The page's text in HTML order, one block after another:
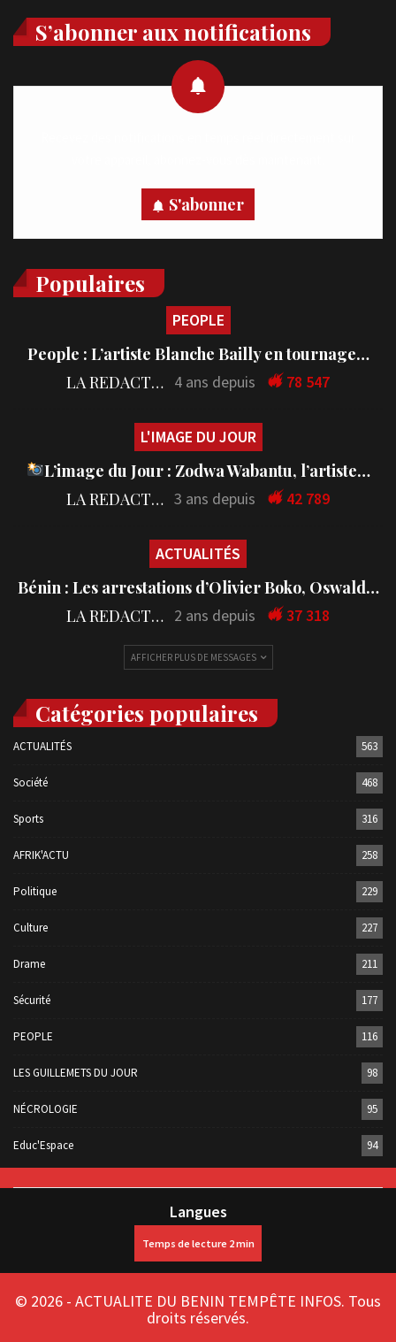
S’abonner aux notifications
S'abonner
Populaires
PEOPLE
People : L’artiste Blanche Bailly en tournage…
LA REDACTION 4 ans depuis 78 547
L'IMAGE DU JOUR
L’image du Jour : Zodwa Wabantu, l’artiste…
LA REDACTION 3 ans depuis 42 789
ACTUALITÉS
Bénin : Les arrestations d’Olivier Boko, Oswald…
LA REDACTION 2 ans depuis 37 318
AFFICHER PLUS DE MESSAGES
Catégories populaires
ACTUALITÉS 563
Société 468
Sports 316
AFRIK'ACTU 258
Politique 229
Culture 227
Drame 211
Sécurité 177
PEOPLE 116
LES GUILLEMETS DU JOUR 98
NÉCROLOGIE 95
Educ'Espace 94
Langues
© 2026 - ACTUALITE DU BENIN TEMPÊTE INFOS. Tous
droits réservés.